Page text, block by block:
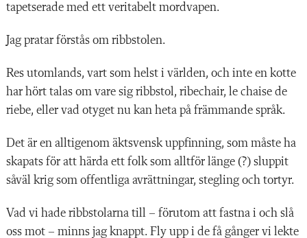
tapetserade med ett veritabelt mordvapen.
Jag pratar förstås om ribbstolen.
Res utomlands, vart som helst i världen, och inte en kotte
har hört talas om vare sig ribbstol, ribechair, le chaise de
riebe, eller vad otyget nu kan heta på främmande språk.
Det är en alltigenom äktsvensk uppfinning, som måste ha
skapats för att härda ett folk som alltför länge (?) sluppit
såväl krig som offentliga avrättningar, stegling och tortyr.
Vad vi hade ribbstolarna till – förutom att fastna i och slå
oss mot – minns jag knappt. Fly upp i de få gånger vi lekte